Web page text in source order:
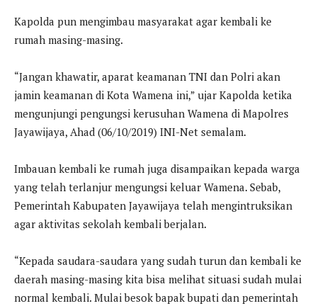
Kapolda pun mengimbau masyarakat agar kembali ke
rumah masing-masing.
“Jangan khawatir, aparat keamanan TNI dan Polri akan
jamin keamanan di Kota Wamena ini,” ujar Kapolda ketika
mengunjungi pengungsi kerusuhan Wamena di Mapolres
Jayawijaya, Ahad (06/10/2019) INI-Net semalam.
Imbauan kembali ke rumah juga disampaikan kepada warga
yang telah terlanjur mengungsi keluar Wamena. Sebab,
Pemerintah Kabupaten Jayawijaya telah mengintruksikan
agar aktivitas sekolah kembali berjalan.
“Kepada saudara-saudara yang sudah turun dan kembali ke
daerah masing-masing kita bisa melihat situasi sudah mulai
normal kembali. Mulai besok bapak bupati dan pemerintah